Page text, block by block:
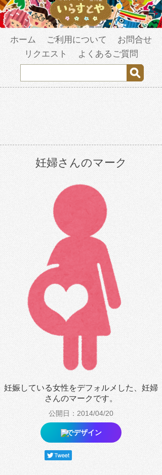
ホーム ご利用について
お問合せ
リクエスト
よくあるご質問
妊婦さんのマーク
妊娠している女性をデフォルメした、妊婦
さんのマークです。
公開日：2014/04/20
でデザイン